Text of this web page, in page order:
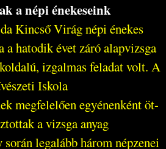
a népi énekeseink
Kincső Virág népi énekes
a hatodik évet záró alapvizsga
izgalmas feladat volt. A
Iskola
megfelelően egyénenként öt-
a vizsga anyag
legalább három népzenei